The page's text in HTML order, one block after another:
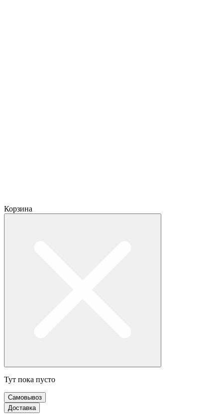
Корзина
Тут пока пусто
Самовывоз
Доставка